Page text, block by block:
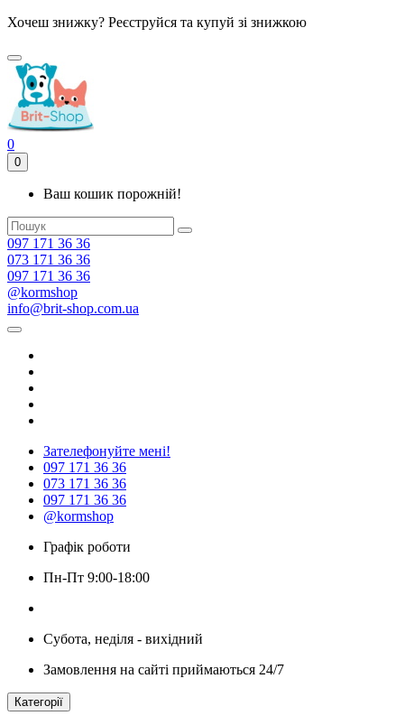
Хочеш знижку? Реєструйся та купуй зі знижкою
0
0
Ваш кошик порожній!
097 171 36 36
073 171 36 36
097 171 36 36
@kormshop
info@brit-shop.com.ua
Зателефонуйте мені!
097 171 36 36
073 171 36 36
097 171 36 36
@kormshop
Графік роботи
Пн-Пт 9:00-18:00
Субота, неділя - вихідний
Замовлення на сайті приймаються 24/7
Категорії